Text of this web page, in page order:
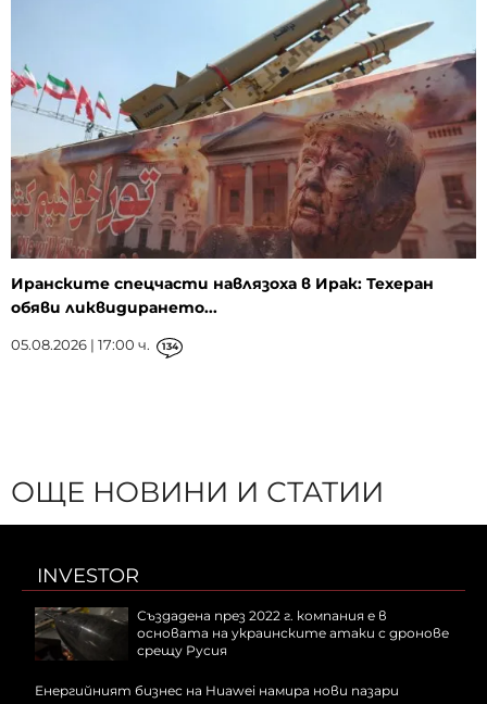
Иранските спецчасти навлязоха в Ирак: Техеран
обяви ликвидирането...
05.08.2026 | 17:00 ч. 134
ОЩЕ НОВИНИ И СТАТИИ
INVESTOR
Създадена през 2022 г. компания е в
основата на украинските атаки с дронове
срещу Русия
Енергийният бизнес на Huawei намира нови пазари